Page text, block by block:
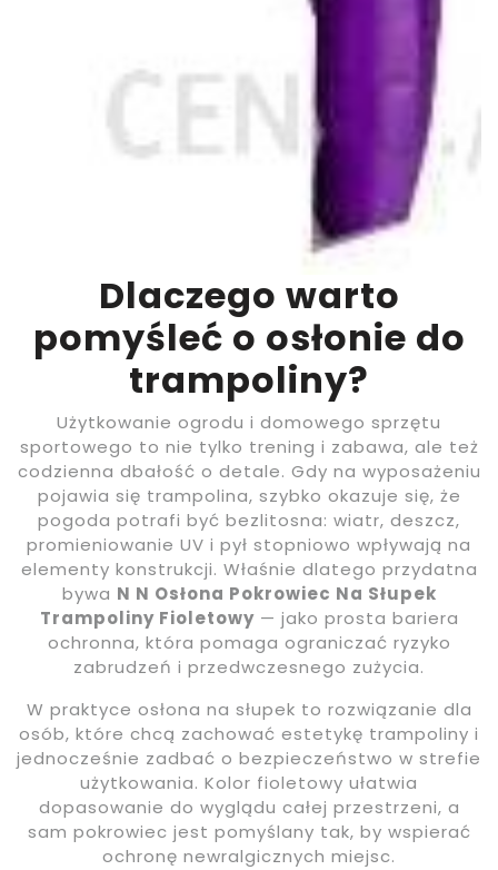
Dlaczego warto
pomyśleć o osłonie do
trampoliny?
Użytkowanie ogrodu i domowego sprzętu
sportowego to nie tylko trening i zabawa, ale też
codzienna dbałość o detale. Gdy na wyposażeniu
pojawia się trampolina, szybko okazuje się, że
pogoda potrafi być bezlitosna: wiatr, deszcz,
promieniowanie UV i pył stopniowo wpływają na
elementy konstrukcji. Właśnie dlatego przydatna
bywa N N Osłona Pokrowiec Na Słupek
Trampoliny Fioletowy— jako prosta bariera
ochronna, która pomaga ograniczać ryzyko
zabrudzeń i przedwczesnego zużycia.
W praktyce osłona na słupek to rozwiązanie dla
osób, które chcą zachować estetykę trampoliny i
jednocześnie zadbać o bezpieczeństwo w strefie
użytkowania. Kolor fioletowy ułatwia
dopasowanie do wyglądu całej przestrzeni, a
sam pokrowiec jest pomyślany tak, by wspierać
ochronę newralgicznych miejsc.